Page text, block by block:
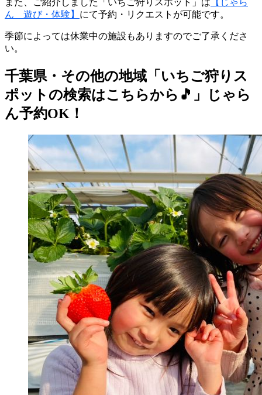
また、ご紹介しました「いちご狩りスポット」は 【じゃら
ん 遊び・体験】 にて予約・リクエストが可能です。
季節によっては休業中の施設もありますのでご了承くださ
い。
千葉県・その他の地域「いちご狩りス
ポットの検索はこちらから🎵」じゃら
ん予約OK！